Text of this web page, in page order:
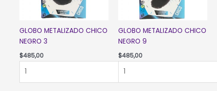
GLOBO METALIZADO CHICO
NEGRO 3
$485,00
METALIZADO
GLOBO METALIZADO CHICO
NEGRO 9
$485,00
METALIZADO